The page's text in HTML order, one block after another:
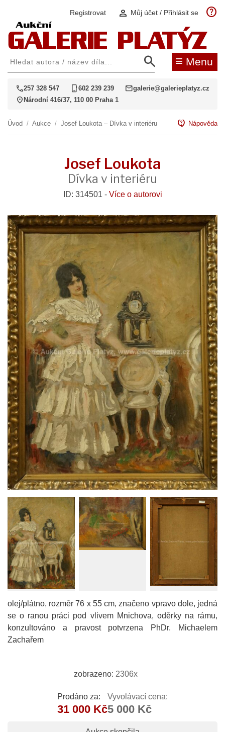
Registrovat person Můj účet / Přihlásit se help
search ≡ Menu
call257 328 547 phone_iphone602 239 239 mailgalerie@galerieplatyz.cz
location_on Národní 416/37, 110 00 Praha 1
Úvod / Aukce / Josef Loukota – Dívka v interiéru contact_support Nápověda
Josef Loukota
Dívka v interiéru
ID: 314501 - Více o autorovi
olej/plátno, rozměr 76 x 55 cm, značeno vpravo dole, jedná
se o ranou práci pod vlivem Mnichova, oděrky na rámu,
konzultováno a pravost potvrzena PhDr. Michaelem
Zachařem
zobrazeno: 2306x
Prodáno za:
31 000 Kč
Vyvolávací cena:
5 000 Kč